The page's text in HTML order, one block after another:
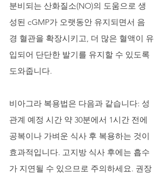
분비되는 산화질소(NO)의 도움으로 생
성된 cGMP가 오랫동안 유지되면서 음
경 혈관을 확장시키고, 더 많은 혈액이 유
입되어 단단한 발기를 유지할 수 있도록
도와줍니다.
비아그라 복용법은 다음과 같습니다: 성
관계 예정 시간 약 30분에서 1시간 전에
공복이나 가벼운 식사 후 복용하는 것이
효과적입니다. 고지방 식사 후에는 흡수
가 지연될 수 있으므로 주의하세요. 권장